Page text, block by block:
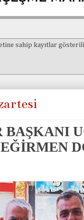
sahip kayıtlar
BAŞKANI